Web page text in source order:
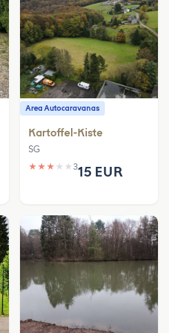
Area Autocaravanas
Kartoffel-Kiste
SG
★ ★ ★ ★ ★ 315 EUR